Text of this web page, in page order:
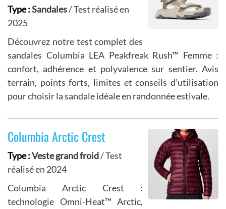
Type :Sandales/ Test réalisé en
2025
Découvrez notre test complet des
sandales Columbia LEA Peakfreak Rush™ Femme :
confort, adhérence et polyvalence sur sentier. Avis
terrain, points forts, limites et conseils d’utilisation
pour choisir la sandale idéale en randonnée estivale.
Columbia Arctic Crest
Type :Veste grand froid/ Test
réalisé en 2024
Columbia Arctic Crest :
technologie Omni-Heat™ Arctic,